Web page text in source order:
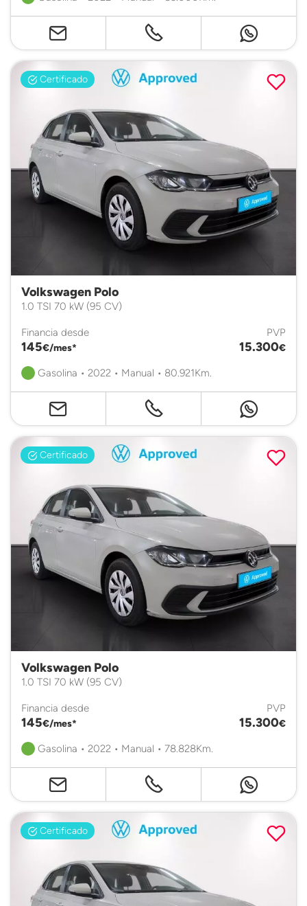
Certificado
Volkswagen Polo
1.0 TSI 70 kW (95 CV)
Financia desde
145€/mes*
PVP
15.300€
Gasolina • 2022 • Manual • 80.921Km.
Certificado
Volkswagen Polo
1.0 TSI 70 kW (95 CV)
Financia desde
145€/mes*
PVP
15.300€
Gasolina • 2022 • Manual • 78.828Km.
Certificado